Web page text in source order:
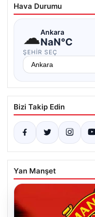
Hava Durumu
☁Ankara
NaN°C
ŞEHIR SEÇ
Bizi Takip Edin
Yan Manşet